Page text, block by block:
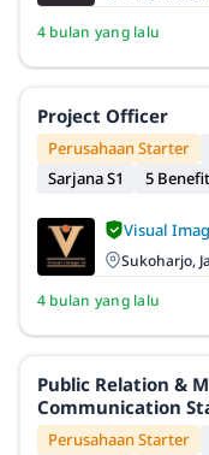
4 bulan yang lalu
Project Officer
Perusahaan Starter
Sarjana S1
5 Benefit
Visual
Sukoharjo,
4 bulan yang lalu
Public Relation &
Communication
Perusahaan Starter